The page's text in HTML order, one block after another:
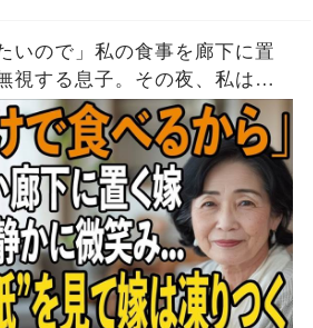
いので」私の食事を廊下に置
視する息子。その夜、私は黙
朝、玄関の張り紙に息子嫁は